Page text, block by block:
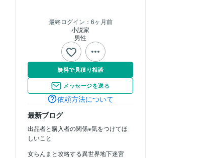
最終ログイン： 6ヶ月前
小説家
男性
無料で見積り相談
メッセージを送る
依頼方法について
最新ブログ
出品者と購入者の関係※気をつけてほ
しいこと
女らんまと攻略する異世界地下迷宮